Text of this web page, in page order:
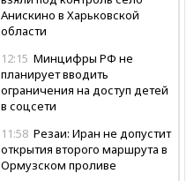
Анискино в Харьковской
области
12:15 Минцифры РФ не
планирует вводить
ограничения на доступ детей
в соцсети
11:58 Резаи: Иран не допустит
открытия второго маршрута в
Ормузском проливе